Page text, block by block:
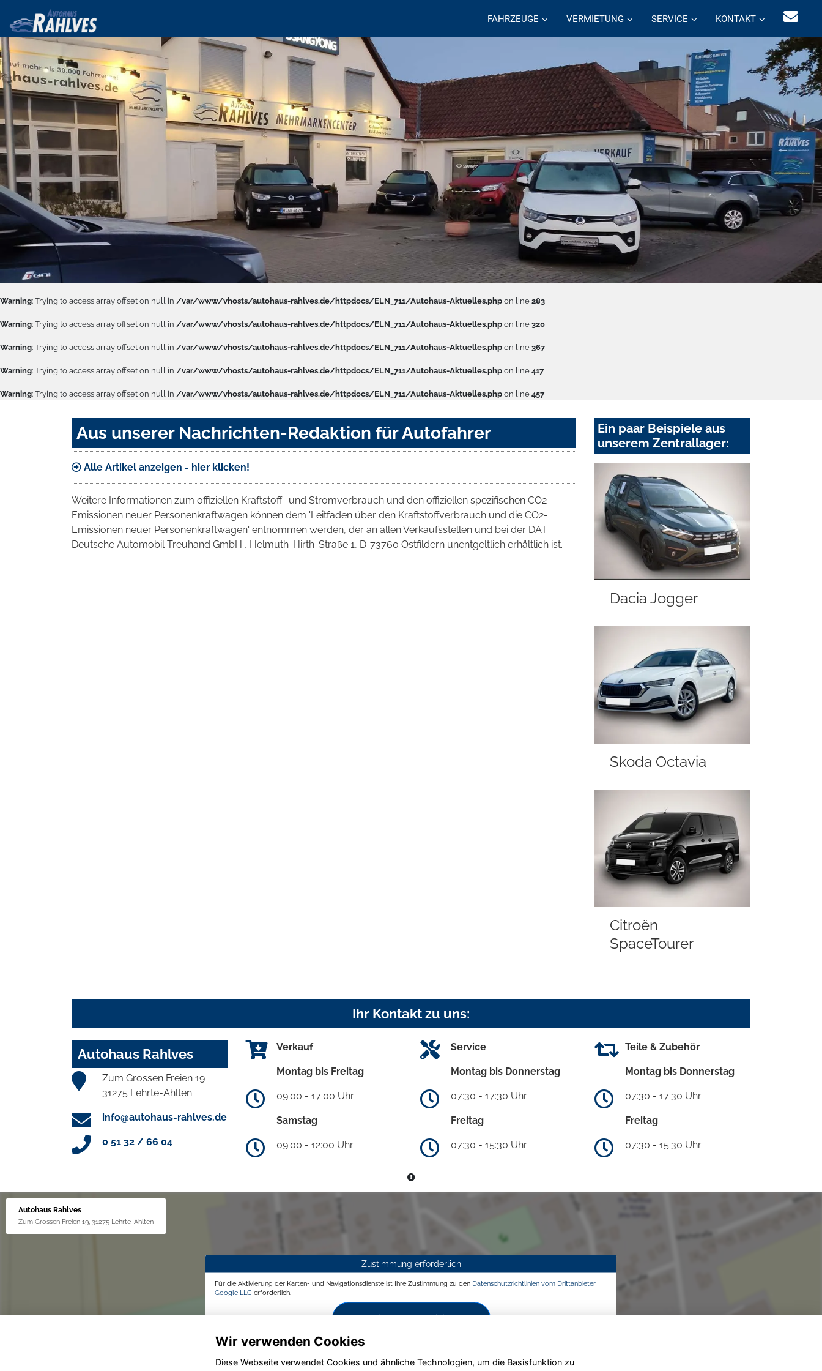
FAHRZEUGE VERMIETUNG SERVICE KONTAKT
Warning: Trying to access array offset on null in /var/www/vhosts/autohaus-rahlves.de/httpdocs/ELN_711/Autohaus-Aktuelles.php on line 283
Warning: Trying to access array offset on null in /var/www/vhosts/autohaus-rahlves.de/httpdocs/ELN_711/Autohaus-Aktuelles.php on line 320
Warning: Trying to access array offset on null in /var/www/vhosts/autohaus-rahlves.de/httpdocs/ELN_711/Autohaus-Aktuelles.php on line 367
Warning: Trying to access array offset on null in /var/www/vhosts/autohaus-rahlves.de/httpdocs/ELN_711/Autohaus-Aktuelles.php on line 417
Warning: Trying to access array offset on null in /var/www/vhosts/autohaus-rahlves.de/httpdocs/ELN_711/Autohaus-Aktuelles.php on line 457
Aus unserer Nachrichten-Redaktion für Autofahrer
Alle Artikel anzeigen - hier klicken!
Weitere Informationen zum offiziellen Kraftstoff- und Stromverbrauch und den offiziellen spezifischen CO2-
Emissionen neuer Personenkraftwagen können dem 'Leitfaden über den Kraftstoffverbrauch und die CO2-
Emissionen neuer Personenkraftwagen' entnommen werden, der an allen Verkaufsstellen und bei der DAT
Deutsche Automobil Treuhand GmbH , Helmuth-Hirth-Straße 1, D-73760 Ostfildern unentgeltlich erhältlich ist.
Ein paar Beispiele aus
unserem Zentrallager:
Dacia Jogger
Skoda Octavia
Citroën
SpaceTourer
Ihr Kontakt zu uns:
Autohaus Rahlves
Zum Grossen Freien 19
31275 Lehrte-Ahlten
info@autohaus-rahlves.de
0 51 32 / 66 04
Verkauf
Montag bis Freitag
09:00 - 17:00 Uhr
Samstag
09:00 - 12:00 Uhr
Service
Montag bis Donnerstag
07:30 - 17:30 Uhr
Freitag
07:30 - 15:30 Uhr
Teile & Zubehör
Montag bis Donnerstag
07:30 - 17:30 Uhr
Freitag
07:30 - 15:30 Uhr
Autohaus Rahlves
Zum Grossen Freien 19, 31275 Lehrte-Ahlten
Zustimmung erforderlich
Für die Aktivierung der Karten- und Navigationsdienste ist Ihre Zustimmung zu den Datenschutzrichtlinien vom Drittanbieter
Google LLC erforderlich.
Zustimmen und aktivieren
Wir verwenden Cookies
Diese Webseite verwendet Cookies und ähnliche Technologien, um die Basisfunktion zu